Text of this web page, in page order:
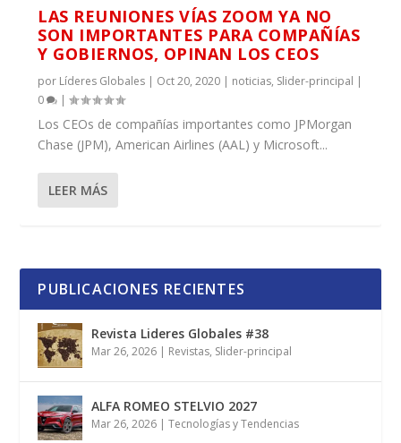
LAS REUNIONES VÍAS ZOOM YA NO
SON IMPORTANTES PARA COMPAÑÍAS
Y GOBIERNOS, OPINAN LOS CEOS
por Líderes Globales | Oct 20, 2020 | noticias, Slider-principal |
0
|
Los CEOs de compañías importantes como JPMorgan
Chase (JPM), American Airlines (AAL) y Microsoft...
LEER MÁS
PUBLICACIONES RECIENTES
Revista Lideres Globales #38
Mar 26, 2026 | Revistas, Slider-principal
ALFA ROMEO STELVIO 2027
Mar 26, 2026 |Tecnologías y Tendencias